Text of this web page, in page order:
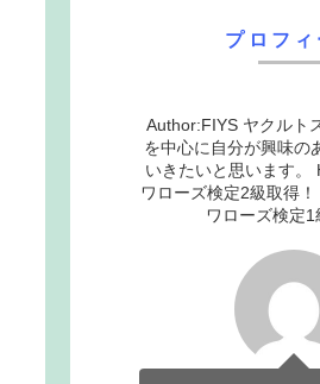
プロフィ
Author:FIYS ヤクルト
を中心に自分が興味の
いきたいと思います。
ワローズ検定2級取得
ワローズ検定1